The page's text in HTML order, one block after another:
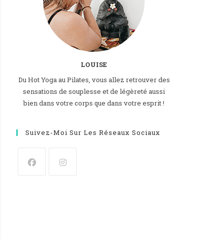
LOUISE
Du Hot Yoga au Pilates, vous allez retrouver des
sensations de souplesse et de légèreté aussi
bien dans votre corps que dans votre esprit !
Suivez-Moi Sur Les Réseaux Sociaux